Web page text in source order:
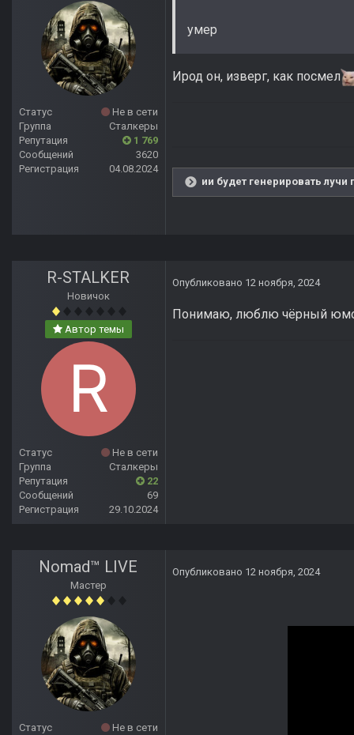
Статус
Не в сети
Группа
Сталкеры
Репутация
1 769
Сообщений
3620
Регистрация
04.08.2024
умер
Ирод он, изверг, как посмел
ии будет генерировать
R-STALKER
Новичок
Автор темы
Статус
Не в сети
Группа
Сталкеры
Репутация
22
Сообщений
69
Регистрация
29.10.2024
Опубликовано 12 ноября, 2024
Понимаю, люблю чёрный
Nomad™ LIVE
Мастер
Статус
Не в сети
Опубликовано 12 ноября, 2024